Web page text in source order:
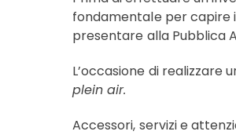
fondamentale per capire
presentare alla Pubblica
L’occasione di realizzare
plein air.
Accessori, servizi e